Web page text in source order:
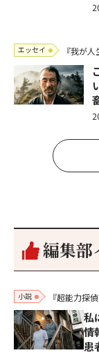
エッセイ 『我が人
編集部
小説 『超能力探
私
情
患